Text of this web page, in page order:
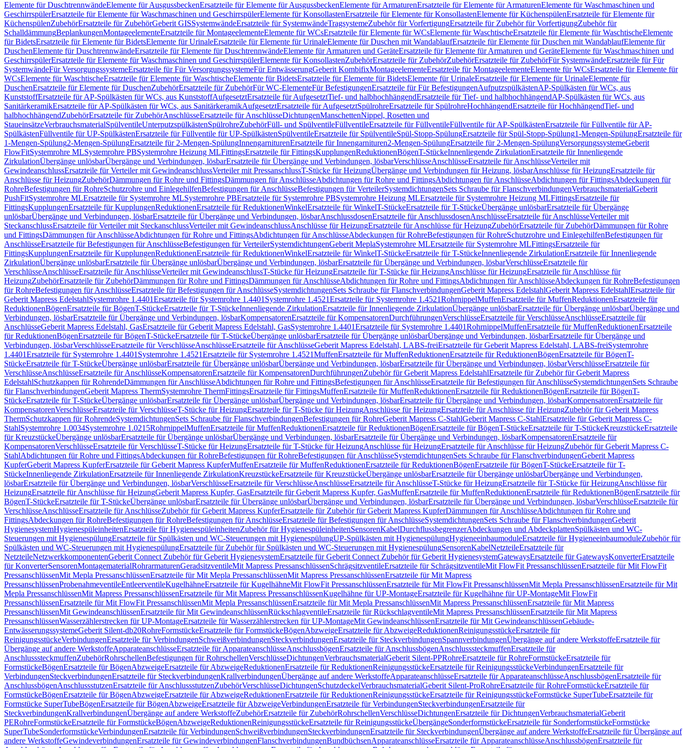
Elemente für DuschtrennwändeElemente für AusgussbeckenErsatzteile für Elemente für AusgussbeckenElemente für ArmaturenErsatzteile für Elemente für ArmaturenElemente für Waschmaschinen und
GeschirrspülerErsatzteile für Elemente für Waschmaschinen und GeschirrspülerElemente für KonsollastenErsatzteile für Elemente für KonsollastenElemente für KüchenspülenErsatzteile für Elemente für
KüchenspülenZubehörErsatzteile für ZubehörGeberit GISSystemwändeErsatzteile für SystemwändeTragsystemeZubehör für VorfertigungErsatzteile für Zubehör für VorfertigungZubehör für
SchalldämmungBeplankungenMontageelementeErsatzteile für MontageelementeElemente für WCsErsatzteile für Elemente für WCsElemente für WaschtischeErsatzteile für Elemente für WaschtischeElemente
für BidetsErsatzteile für Elemente für BidetsElemente für UrinaleErsatzteile für Elemente für UrinaleElemente für Duschen mit WandablaufErsatzteile für Elemente für Duschen mit WandablaufElemente für
DuschenElemente für DuschtrennwändeErsatzteile für Elemente für DuschtrennwändeElemente für Armaturen und GeräteErsatzteile für Elemente für Armaturen und GeräteElemente für Waschmaschinen und
GeschirrspülerErsatzteile für Elemente für Waschmaschinen und GeschirrspülerElemente für KonsollastenZubehörErsatzteile für ZubehörZubehörErsatzteile für ZubehörFür SystemwändeErsatzteile für Für
SystemwändeFür VersorgungssystemeErsatzteile für Für VersorgungssystemeFür EntwässerungGeberit KombifixMontageelementeErsatzteile für MontageelementeElemente für WCsErsatzteile für Elemente für
WCsElemente für WaschtischeErsatzteile für Elemente für WaschtischeElemente für BidetsErsatzteile für Elemente für BidetsElemente für UrinaleErsatzteile für Elemente für UrinaleElemente für
DuschenErsatzteile für Elemente für DuschenZubehörErsatzteile für ZubehörFür WC-ElementeFür BefestigungenErsatzteile für Für BefestigungenAufputzspülkästenAP-Spülkästen für WCs, aus
KunststoffErsatzteile für AP-Spülkästen für WCs, aus KunststoffAufgesetztErsatzteile für AufgesetztTief- und halbhochhängendErsatzteile für Tief- und halbhochhängendAP-Spülkästen für WCs, aus
SanitärkeramikErsatzteile für AP-Spülkästen für WCs, aus SanitärkeramikAufgesetztErsatzteile für AufgesetztSpülrohreErsatzteile für SpülrohreHochhängendErsatzteile für HochhängendTief- und
halbhochhängendZubehörErsatzteile für ZubehörAnschlüsseErsatzteile für AnschlüsseDichtungenManschettenNippel, Rosetten und
StaueinsätzeVerbrauchsmaterialSpülventileUnterputzspülkästenSpülrohreZubehörFüll- und SpülventileFüllventileErsatzteile für FüllventileFüllventile für AP-SpülkästenErsatzteile für Füllventile für AP-
SpülkästenFüllventile für UP-SpülkästenErsatzteile für Füllventile für UP-SpülkästenSpülventileErsatzteile für SpülventileSpül-Stopp-SpülungErsatzteile für Spül-Stopp-Spülung1-Mengen-SpülungErsatzteile für
1-Mengen-Spülung2-Mengen-SpülungErsatzteile für 2-Mengen-SpülungInnengarniturenErsatzteile für Innengarnituren2-Mengen-SpülungErsatzteile für 2-Mengen-SpülungVersorgungssystemeGeberit
FlowFitSystemrohre MLSystemrohre PBSystemrohre Heizung MLFittingsErsatzteile für FittingsKupplungenReduktionenBögenT-StückeInnenliegende ZirkulationErsatzteile für Innenliegende
ZirkulationÜbergänge unlösbarÜbergänge und Verbindungen, lösbarErsatzteile für Übergänge und Verbindungen, lösbarVerschlüsseAnschlüsseErsatzteile für AnschlüsseVerteiler mit
GewindeanschlussErsatzteile für Verteiler mit GewindeanschlussVerteiler mit PressanschlussT-Stücke für HeizungÜbergänge und Verbindungen für Heizung, lösbarAnschlüsse für HeizungErsatzteile für
Anschlüsse für HeizungZubehörDämmungen für Rohre und FittingsDämmungen für AnschlüsseAbdichtungen für Rohre und FittingsAbdichtungen für AnschlüsseAbdichtungen für FittingsAbdeckungen für
RohreBefestigungen für RohreSchutzrohre und EinlegehilfenBefestigungen für AnschlüsseBefestigungen für VerteilerSystemdichtungenSets Schraube für FlanschverbindungenVerbrauchsmaterialGeberit
PushFitSystemrohre MLErsatzteile für Systemrohre MLSystemrohre PBErsatzteile für Systemrohre PBSystemrohre Heizung MLErsatzteile für Systemrohre Heizung MLFittingsErsatzteile für
FittingsKupplungenErsatzteile für KupplungenReduktionenErsatzteile für ReduktionenWinkelErsatzteile für WinkelT-StückeErsatzteile für T-StückeÜbergänge unlösbarErsatzteile für Übergänge
unlösbarÜbergänge und Verbindungen, lösbarErsatzteile für Übergänge und Verbindungen, lösbarAnschlussdosenErsatzteile für AnschlussdosenAnschlüsseErsatzteile für AnschlüsseVerteiler mit
SteckanschlussErsatzteile für Verteiler mit SteckanschlussVerteiler mit GewindeanschlussAnschlüsse für HeizungErsatzteile für Anschlüsse für HeizungZubehörErsatzteile für ZubehörDämmungen für Rohre
und FittingsDämmungen für AnschlüsseAbdichtungen für Rohre und FittingsAbdichtungen für AnschlüsseAbdeckungen für RohreBefestigungen für RohreSchutzrohre und EinlegehilfenBefestigungen für
AnschlüsseErsatzteile für Befestigungen für AnschlüsseBefestigungen für VerteilerSystemdichtungenGeberit MeplaSystemrohre MLErsatzteile für Systemrohre MLFittingsErsatzteile für
FittingsKupplungenErsatzteile für KupplungenReduktionenErsatzteile für ReduktionenWinkelErsatzteile für WinkelT-StückeErsatzteile für T-StückeInnenliegende ZirkulationErsatzteile für Innenliegende
ZirkulationÜbergänge unlösbarErsatzteile für Übergänge unlösbarÜbergänge und Verbindungen, lösbarErsatzteile für Übergänge und Verbindungen, lösbarVerschlüsseErsatzteile für
VerschlüsseAnschlüsseErsatzteile für AnschlüsseVerteiler mit GewindeanschlussT-Stücke für HeizungErsatzteile für T-Stücke für HeizungAnschlüsse für HeizungErsatzteile für Anschlüsse für
HeizungZubehörErsatzteile für ZubehörDämmungen für Rohre und FittingsDämmungen für AnschlüsseAbdichtungen für Rohre und FittingsAbdichtungen für AnschlüsseAbdeckungen für RohreBefestigungen
für RohreBefestigungen für AnschlüsseErsatzteile für Befestigungen für AnschlüsseSystemdichtungenSets Schraube für FlanschverbindungenGeberit Mapress EdelstahlGeberit Mapress EdelstahlErsatzteile für
Geberit Mapress EdelstahlSystemrohre 1.4401Ersatzteile für Systemrohre 1.4401 Systemrohre 1.4521Ersatzteile für Systemrohre 1.4521RohrnippelMuffenErsatzteile für MuffenReduktionenErsatzteile für
ReduktionenBögenErsatzteile für BögenT-StückeErsatzteile für T-StückeInnenliegende ZirkulationErsatzteile für Innenliegende ZirkulationÜbergänge unlösbarErsatzteile für Übergänge unlösbarÜbergänge und
Verbindungen, lösbarErsatzteile für Übergänge und Verbindungen, lösbarKompensatorenErsatzteile für KompensatorenDurchführungenVerschlüsseErsatzteile für VerschlüsseAnschlüsseErsatzteile für
AnschlüsseGeberit Mapress Edelstahl, GasErsatzteile für Geberit Mapress Edelstahl, GasSystemrohre 1.4401Ersatzteile für Systemrohre 1.4401RohrnippelMuffenErsatzteile für MuffenReduktionenErsatzteile
für ReduktionenBögenErsatzteile für BögenT-StückeErsatzteile für T-StückeÜbergänge unlösbarErsatzteile für Übergänge unlösbarÜbergänge und Verbindungen, lösbarErsatzteile für Übergänge und
Verbindungen, lösbarVerschlüsseErsatzteile für VerschlüsseAnschlüsseErsatzteile für AnschlüsseGeberit Mapress Edelstahl, LABS-freiErsatzteile für Geberit Mapress Edelstahl, LABS-freiSystemrohre
1.4401Ersatzteile für Systemrohre 1.4401 Systemrohre 1.4521Ersatzteile für Systemrohre 1.4521MuffenErsatzteile für MuffenReduktionenErsatzteile für ReduktionenBögenErsatzteile für BögenT-
StückeErsatzteile für T-StückeÜbergänge unlösbarErsatzteile für Übergänge unlösbarÜbergänge und Verbindungen, lösbarErsatzteile für Übergänge und Verbindungen, lösbarVerschlüsseErsatzteile für
VerschlüsseAnschlüsseErsatzteile für AnschlüsseKompensatorenErsatzteile für KompensatorenDurchführungenZubehör für Geberit Mapress EdelstahlErsatzteile für Zubehör für Geberit Mapress
EdelstahlSchutzkappen für RohrendeDämmungen für AnschlüsseAbdichtungen für Rohre und FittingsBefestigungen für AnschlüsseErsatzteile für Befestigungen für AnschlüsseSystemdichtungenSets Schraube
für FlanschverbindungenGeberit Mapress ThermSystemrohre ThermFittingsErsatzteile für FittingsMuffenErsatzteile für MuffenReduktionenErsatzteile für ReduktionenBögenErsatzteile für BögenT-
StückeErsatzteile für T-StückeÜbergänge unlösbarErsatzteile für Übergänge unlösbarÜbergänge und Verbindungen, lösbarErsatzteile für Übergänge und Verbindungen, lösbarKompensatorenErsatzteile für
KompensatorenVerschlüsseErsatzteile für VerschlüsseT-Stücke für HeizungErsatzteile für T-Stücke für HeizungAnschlüsse für HeizungErsatzteile für Anschlüsse für HeizungZubehör für Geberit Mapress
ThermSchutzkappen für RohrendeSystemdichtungenSets Schraube für FlanschverbindungenBefestigungen für RohreGeberit Mapress C-StahlGeberit Mapress C-StahlErsatzteile für Geberit Mapress C-
StahlSystemrohre 1.0034Systemrohre 1.0215RohrnippelMuffenErsatzteile für MuffenReduktionenErsatzteile für ReduktionenBögenErsatzteile für BögenT-StückeErsatzteile für T-StückeKreuzstückeErsatzteile
für KreuzstückeÜbergänge unlösbarErsatzteile für Übergänge unlösbarÜbergänge und Verbindungen, lösbarErsatzteile für Übergänge und Verbindungen, lösbarKompensatorenErsatzteile für
KompensatorenVerschlüsseErsatzteile für VerschlüsseT-Stücke für HeizungErsatzteile für T-Stücke für HeizungAnschlüsse für HeizungErsatzteile für Anschlüsse für HeizungZubehör für Geberit Mapress C-
StahlAbdichtungen für Rohre und FittingsAbdeckungen für RohreBefestigungen für RohreBefestigungen für AnschlüsseSystemdichtungenSets Schraube für FlanschverbindungenGeberit Mapress
KupferGeberit Mapress KupferErsatzteile für Geberit Mapress KupferMuffenErsatzteile für MuffenReduktionenErsatzteile für ReduktionenBögenErsatzteile für BögenT-StückeErsatzteile für T-
StückeInnenliegende ZirkulationErsatzteile für Innenliegende ZirkulationKreuzstückeErsatzteile für KreuzstückeÜbergänge unlösbarErsatzteile für Übergänge unlösbarÜbergänge und Verbindungen,
lösbarErsatzteile für Übergänge und Verbindungen, lösbarVerschlüsseErsatzteile für VerschlüsseAnschlüsseErsatzteile für AnschlüsseT-Stücke für HeizungErsatzteile für T-Stücke für HeizungAnschlüsse für
HeizungErsatzteile für Anschlüsse für HeizungGeberit Mapress Kupfer, GasErsatzteile für Geberit Mapress Kupfer, GasMuffenErsatzteile für MuffenReduktionenErsatzteile für ReduktionenBögenErsatzteile für
BögenT-StückeErsatzteile für T-StückeÜbergänge unlösbarErsatzteile für Übergänge unlösbarÜbergänge und Verbindungen, lösbarErsatzteile für Übergänge und Verbindungen, lösbarVerschlüsseErsatzteile für
VerschlüsseAnschlüsseErsatzteile für AnschlüsseZubehör für Geberit Mapress KupferErsatzteile für Zubehör für Geberit Mapress KupferDämmungen für AnschlüsseAbdichtungen für Rohre und
FittingsAbdeckungen für RohreBefestigungen für RohreBefestigungen für AnschlüsseErsatzteile für Befestigungen für AnschlüsseSystemdichtungenSets Schraube für FlanschverbindungenGeberit
HygienesystemHygienespüleinheitenErsatzteile für HygienespüleinheitenZubehör für HygienespüleinheitenSensorenKabelDurchflussbegrenzerAbdeckungen und AbdeckplattenSpülkästen und WC-
Steuerungen mit HygienespülungErsatzteile für Spülkästen und WC-Steuerungen mit HygienespülungUP-Spülkästen mit HygienespülungHygieneeinbaumoduleErsatzteile für HygieneeinbaumoduleZubehör für
Spülkästen und WC-Steuerungen mit HygienespülungErsatzteile für Zubehör für Spülkästen und WC-Steuerungen mit HygienespülungSensorenKabelNetzteileErsatzteile für
NetzteileNetzwerkkomponentenGeberit Connect Zubehör für Geberit HygienesystemErsatzteile für Geberit Connect Zubehör für Geberit HygienesystemGatewaysErsatzteile für GatewaysKonverterErsatzteile
für KonverterSensorenMontagematerialRohrarmaturenGeradsitzventileMit Mapress PressanschlüssenSchrägsitzventileErsatzteile für SchrägsitzventileMit FlowFit PressanschlüssenErsatzteile für Mit FlowFit
PressanschlüssenMit Mepla PressanschlüssenErsatzteile für Mit Mepla PressanschlüssenMit Mapress PressanschlüssenErsatzteile für Mit Mapress
PressanschlüssenProbenahmeventileEntleerventileKugelhähneErsatzteile für KugelhähneMit FlowFit PressanschlüssenErsatzteile für Mit FlowFit PressanschlüssenMit Mepla PressanschlüssenErsatzteile für Mit
Mepla PressanschlüssenMit Mapress PressanschlüssenErsatzteile für Mit Mapress PressanschlüssenKugelhähne für UP-MontageErsatzteile für Kugelhähne für UP-MontageMit FlowFit
PressanschlüssenErsatzteile für Mit FlowFit PressanschlüssenMit Mepla PressanschlüssenErsatzteile für Mit Mepla PressanschlüssenMit Mapress PressanschlüssenErsatzteile für Mit Mapress
PressanschlüssenMit GewindeanschlüssenErsatzteile für Mit GewindeanschlüssenRückschlagventileErsatzteile für RückschlagventileMit Mapress PressanschlüssenErsatzteile für Mit Mapress
PressanschlüssenWasserzählerstrecken für UP-MontageErsatzteile für Wasserzählerstrecken für UP-MontageMit GewindeanschlüssenErsatzteile für Mit GewindeanschlüssenGebäude-
EntwässerungssystemeGeberit Silent-db20RohreFormstückeErsatzteile für FormstückeBögenAbzweigeErsatzteile für AbzweigeReduktionenReinigungsstückeErsatzteile für
ReinigungsstückeVerbindungenErsatzteile für VerbindungenSchweißverbindungenSteckverbindungenErsatzteile für SteckverbindungenSpannverbindungenÜbergänge auf andere WerkstoffeErsatzteile für
Übergänge auf andere WerkstoffeApparateanschlüsseErsatzteile für ApparateanschlüsseAnschlussbögenErsatzteile für AnschlussbögenAnschlusssteckmuffenErsatzteile für
AnschlusssteckmuffenZubehörRohrschellenBefestigungen für RohrschellenVerschlüsseDichtungenVerbrauchsmaterialGeberit Silent-PPRohreErsatzteile für RohreFormstückeErsatzteile für
FormstückeBögenErsatzteile für BögenAbzweigeErsatzteile für AbzweigeReduktionenErsatzteile für ReduktionenReinigungsstückeErsatzteile für ReinigungsstückeVerbindungenErsatzteile für
VerbindungenSteckverbindungenErsatzteile für SteckverbindungenKrallverbindungenÜbergänge auf andere WerkstoffeApparateanschlüsseErsatzteile für ApparateanschlüsseAnschlussbögenErsatzteile für
AnschlussbögenAnschlussstutzenErsatzteile für AnschlussstutzenZubehörVerschlüsseDichtungenSchutzdeckelVerbrauchsmaterialGeberit Silent-ProRohreErsatzteile für RohreFormstückeErsatzteile für
FormstückeBögenErsatzteile für BögenAbzweigeErsatzteile für AbzweigeReduktionenErsatzteile für ReduktionenReinigungsstückeErsatzteile für ReinigungsstückeFormstücke SuperTubeErsatzteile für
Formstücke SuperTubeBögenErsatzteile für BögenAbzweigeErsatzteile für AbzweigeVerbindungenErsatzteile für VerbindungenSteckverbindungenErsatzteile für
SteckverbindungenKrallverbindungenÜbergänge auf andere WerkstoffeZubehörErsatzteile für ZubehörRohrschellenVerschlüsseDichtungenErsatzteile für DichtungenVerbrauchsmaterialGeberit
PERohreFormstückeErsatzteile für FormstückeBögenAbzweigeReduktionenReinigungsstückeErsatzteile für ReinigungsstückeÜbergängeSonderformstückeErsatzteile für SonderformstückeFormstücke
SuperTubeSonderformstückeVerbindungenErsatzteile für VerbindungenSchweißverbindungenSteckverbindungenErsatzteile für SteckverbindungenÜbergänge auf andere WerkstoffeErsatzteile für Übergänge auf
andere WerkstoffeGewindeverbindungenErsatzteile für GewindeverbindungenFlanschverbindungenBundbüchsenApparateanschlüsseErsatzteile für ApparateanschlüsseAnschlussbögenErsatzteile für